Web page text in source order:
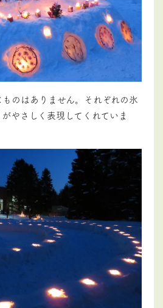
のはありません。それぞれの氷
やさしく表現してくれていま